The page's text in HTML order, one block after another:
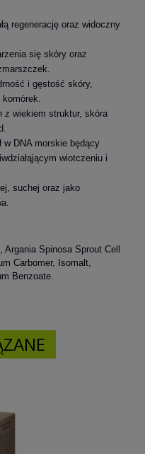
regenerację oraz widoczny
się skóry oraz
i gęstość skóry,
z wiekiem struktur, skóra
DNA morskie będący
wiotczeniu i
suchej oraz jako
Spinosa Sprout Cell
Carbomer, Isomalt,
Benzoate.